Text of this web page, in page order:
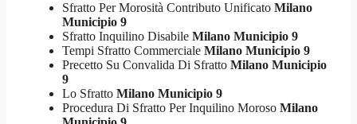
Sfratto Per Morosità Contributo Unificato Milano
Municipio 9
Sfratto Inquilino Disabile Milano Municipio 9
Tempi Sfratto Commerciale Milano Municipio 9
Precetto Su Convalida Di Sfratto Milano Municipio
9
Lo Sfratto Milano Municipio 9
Procedura Di Sfratto Per Inquilino Moroso Milano